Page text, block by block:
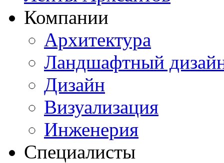
Компании
Архитектура
Ландшафтный
Дизайн
Визуализация
Инженерия
Специалисты